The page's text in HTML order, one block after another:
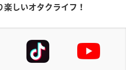
楽しいオタクライフ！